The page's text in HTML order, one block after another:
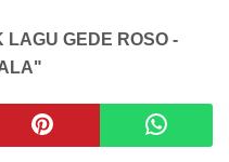
GEDE ROSO -